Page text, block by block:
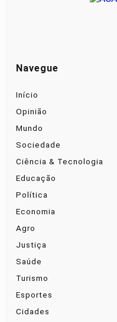
Navegue
Início
Opinião
Mundo
Sociedade
Ciência & Tecnologia
Educação
Política
Economia
Agro
Justiça
Saúde
Turismo
Esportes
Cidades